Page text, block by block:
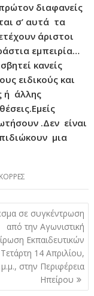
διαφανείς
σ’ αυτά τα
άριστοι
εμπειρία…
κανείς
ειδικούς και
ή άλλης
.Δεν είναι
μια
ΚΟΡΡΕΣ
σε συγκέντρωση
από την Αγωνιστική
Εκπαιδευτικών
14 Απριλίου,
μ.μ., στην Περιφέρεια
Ηπείρου